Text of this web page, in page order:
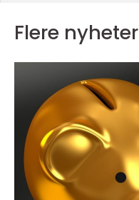
Flere nyheter